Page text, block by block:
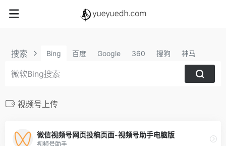
搜索 Bing 百度 Google 360 搜狗 神马
视频号上传
微信视频号网页投稿页面-视频号助手电脑版
视频号助手